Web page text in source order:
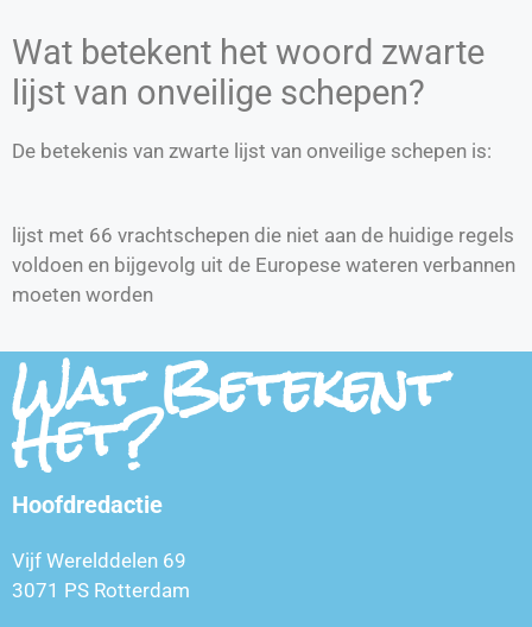
Wat betekent het woord zwarte
lijst van onveilige schepen?
De betekenis van zwarte lijst van onveilige schepen is:
lijst met 66 vrachtschepen die niet aan de huidige regels
voldoen en bijgevolg uit de Europese wateren verbannen
moeten worden
Wat Betekent
Het?
Hoofdredactie
Vijf Werelddelen 69
3071 PS Rotterdam